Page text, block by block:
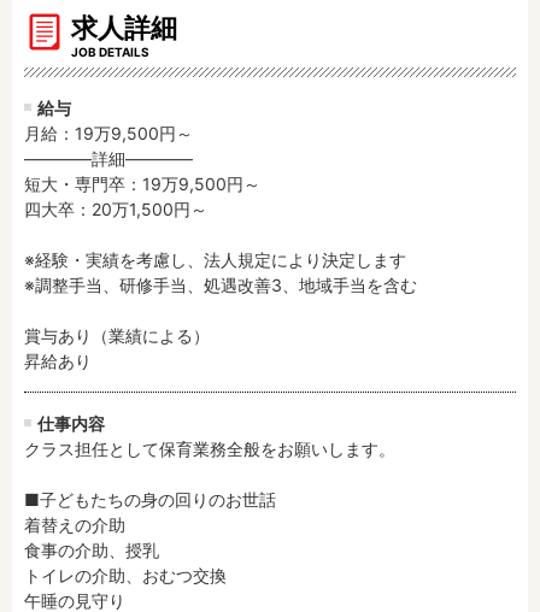
求人詳細
JOB DETAILS
給与
月給：19万9,500円～
――――詳細――――
短大・専門卒：19万9,500円～
四大卒：20万1,500円～
※経験・実績を考慮し、法人規定により決定します
※調整手当、研修手当、処遇改善3、地域手当を含む
賞与あり（業績による）
昇給あり
仕事内容
クラス担任として保育業務全般をお願いします。
■子どもたちの身の回りのお世話
着替えの介助
食事の介助、授乳
トイレの介助、おむつ交換
午睡の見守り
小規模認可保育園
病院内保育所
子育て支援センター
放課後等デイサービ
ス
その他施設
特徴
時間固定
残業3時間以内
13時までのお仕事
15時までのお仕事
13時以降スタート
実働5時間以内
週3日以内
土日祝のお仕事
夜勤のお仕事
時給1600円～
社会保険完備
資格不問